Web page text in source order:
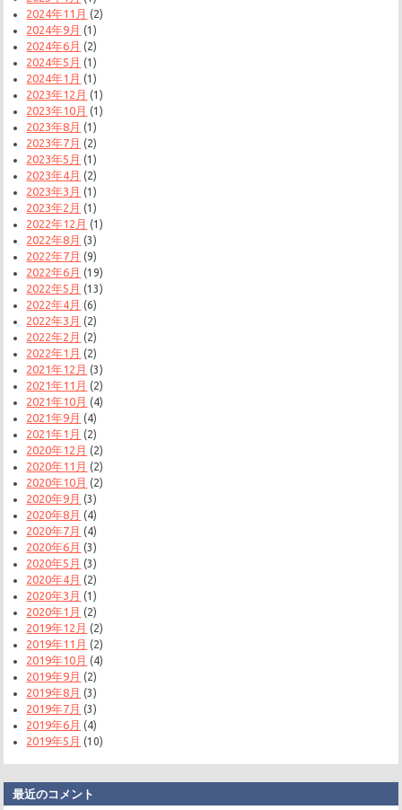
2024年11月 (2)
2024年9月 (1)
2024年6月 (2)
2024年5月 (1)
2024年1月 (1)
2023年12月 (1)
2023年10月 (1)
2023年8月 (1)
2023年7月 (2)
2023年5月 (1)
2023年4月 (2)
2023年3月 (1)
2023年2月 (1)
2022年12月 (1)
2022年8月 (3)
2022年7月 (9)
2022年6月 (19)
2022年5月 (13)
2022年4月 (6)
2022年3月 (2)
2022年2月 (2)
2022年1月 (2)
2021年12月 (3)
2021年11月 (2)
2021年10月 (4)
2021年9月 (4)
2021年1月 (2)
2020年12月 (2)
2020年11月 (2)
2020年10月 (2)
2020年9月 (3)
2020年8月 (4)
2020年7月 (4)
2020年6月 (3)
2020年5月 (3)
2020年4月 (2)
2020年3月 (1)
2020年1月 (2)
2019年12月 (2)
2019年11月 (2)
2019年10月 (4)
2019年9月 (2)
2019年8月 (3)
2019年7月 (3)
2019年6月 (4)
2019年5月 (10)
最近のコメント